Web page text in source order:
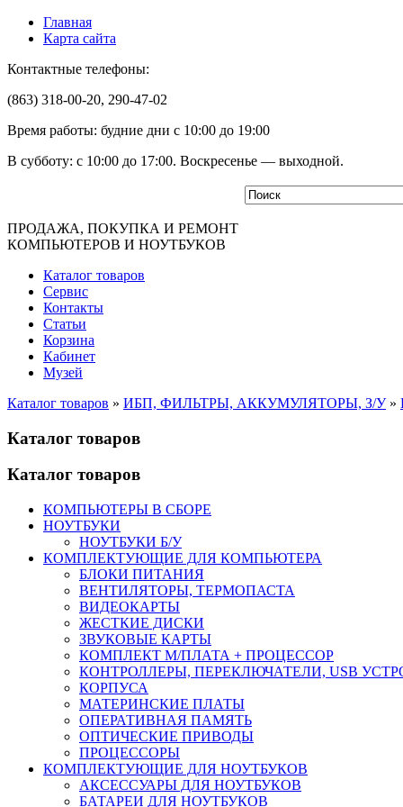
Главная
Карта сайта
Контактные телефоны:
(863) 318-00-20, 290-47-02
Время работы: будние дни с 10:00 до 19:00
В субботу: с 10:00 до 17:00. Воскресенье — выходной.
ПРОДАЖА, ПОКУПКА И РЕМОНТ
КОМПЬЮТЕРОВ И НОУТБУКОВ
Каталог товаров
Сервис
Контакты
Статьи
Корзина
Кабинет
Музей
Каталог товаров » ИБП, ФИЛЬТРЫ, АККУМУЛЯТОРЫ, З/У»
Каталог товаров
Каталог товаров
КОМПЬЮТЕРЫ В СБОРЕ
НОУТБУКИ
НОУТБУКИ Б/У
КОМПЛЕКТУЮЩИЕ ДЛЯ КОМПЬЮТЕРА
БЛОКИ ПИТАНИЯ
ВЕНТИЛЯТОРЫ, ТЕРМОПАСТА
ВИДЕОКАРТЫ
ЖЕСТКИЕ ДИСКИ
ЗВУКОВЫЕ КАРТЫ
КОМПЛЕКТ М/ПЛАТА + ПРОЦЕССОР
КОНТРОЛЛЕРЫ, ПЕРЕКЛЮЧАТЕЛИ, USB
КОРПУСА
МАТЕРИНСКИЕ ПЛАТЫ
ОПЕРАТИВНАЯ ПАМЯТЬ
ОПТИЧЕСКИЕ ПРИВОДЫ
ПРОЦЕССОРЫ
КОМПЛЕКТУЮЩИЕ ДЛЯ НОУТБУКОВ
АКСЕССУАРЫ ДЛЯ НОУТБУКОВ
БАТАРЕИ ДЛЯ НОУТБУКОВ